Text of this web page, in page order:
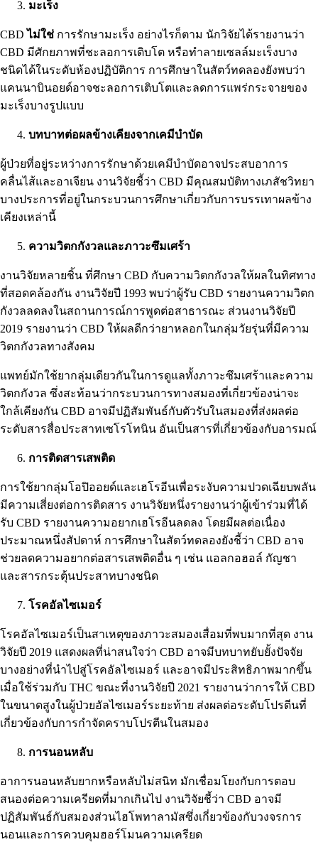
มะเร็ง
CBDไม่ใช่ การรักษามะเร็ง อย่างไรก็ตาม นักวิจัยได้รายงานว่า
CBD มีศักยภาพที่ชะลอการเติบโต หรือทำลายเซลล์มะเร็งบาง
ชนิดได้ในระดับห้องปฏิบัติการ การศึกษาในสัตว์ทดลองยังพบว่า
แคนนาบินอยด์อาจชะลอการเติบโตและลดการแพร่กระจายของ
มะเร็งบางรูปแบบ
บทบาทต่อผลข้างเคียงจากเคมีบำบัด
ผู้ป่วยที่อยู่ระหว่างการรักษาด้วยเคมีบำบัดอาจประสบอาการ
คลื่นไส้และอาเจียน งานวิจัยชี้ว่า CBD มีคุณสมบัติทางเภสัชวิทยา
บางประการที่อยู่ในกระบวนการศึกษาเกี่ยวกับการบรรเทาผลข้าง
เคียงเหล่านี้
ความวิตกกังวลและภาวะซึมเศร้า
งานวิจัยหลายชิ้น ที่ศึกษา CBD กับความวิตกกังวลให้ผลในทิศทาง
ที่สอดคล้องกัน งานวิจัยปี 1993 พบว่าผู้รับ CBD รายงานความวิตก
กังวลลดลงในสถานการณ์การพูดต่อสาธารณะ ส่วนงานวิจัยปี
2019 รายงานว่า CBD ให้ผลดีกว่ายาหลอกในกลุ่มวัยรุ่นที่มีความ
วิตกกังวลทางสังคม
แพทย์มักใช้ยากลุ่มเดียวกันในการดูแลทั้งภาวะซึมเศร้าและความ
วิตกกังวล ซึ่งสะท้อนว่ากระบวนการทางสมองที่เกี่ยวข้องน่าจะ
ใกล้เคียงกัน CBD อาจมีปฏิสัมพันธ์กับตัวรับในสมองที่ส่งผลต่อ
ระดับสารสื่อประสาทเซโรโทนิน อันเป็นสารที่เกี่ยวข้องกับอารมณ์
การติดสารเสพติด
การใช้ยากลุ่มโอปิออยด์และเฮโรอีนเพื่อระงับความปวดเฉียบพลัน
มีความเสี่ยงต่อการติดสาร งานวิจัยหนึ่งรายงานว่าผู้เข้าร่วมที่ได้
รับ CBD รายงานความอยากเฮโรอีนลดลง โดยมีผลต่อเนื่อง
ประมาณหนึ่งสัปดาห์ การศึกษาในสัตว์ทดลองยังชี้ว่า CBD อาจ
ช่วยลดความอยากต่อสารเสพติดอื่น ๆ เช่น แอลกอฮอล์ กัญชา
และสารกระตุ้นประสาทบางชนิด
โรคอัลไซเมอร์
โรคอัลไซเมอร์เป็นสาเหตุของภาวะสมองเสื่อมที่พบมากที่สุด งาน
วิจัยปี 2019 แสดงผลที่น่าสนใจว่า CBD อาจมีบทบาทยับยั้งปัจจัย
บางอย่างที่นำไปสู่โรคอัลไซเมอร์ และอาจมีประสิทธิภาพมากขึ้น
เมื่อใช้ร่วมกับ THC ขณะที่งานวิจัยปี 2021 รายงานว่าการให้ CBD
ในขนาดสูงในผู้ป่วยอัลไซเมอร์ระยะท้าย ส่งผลต่อระดับโปรตีนที่
เกี่ยวข้องกับการกำจัดคราบโปรตีนในสมอง
การนอนหลับ
อาการนอนหลับยากหรือหลับไม่สนิท มักเชื่อมโยงกับการตอบ
สนองต่อความเครียดที่มากเกินไป งานวิจัยชี้ว่า CBD อาจมี
ปฏิสัมพันธ์กับสมองส่วนไฮโพทาลามัสซึ่งเกี่ยวข้องกับวงจรการ
นอนและการควบคุมฮอร์โมนความเครียด